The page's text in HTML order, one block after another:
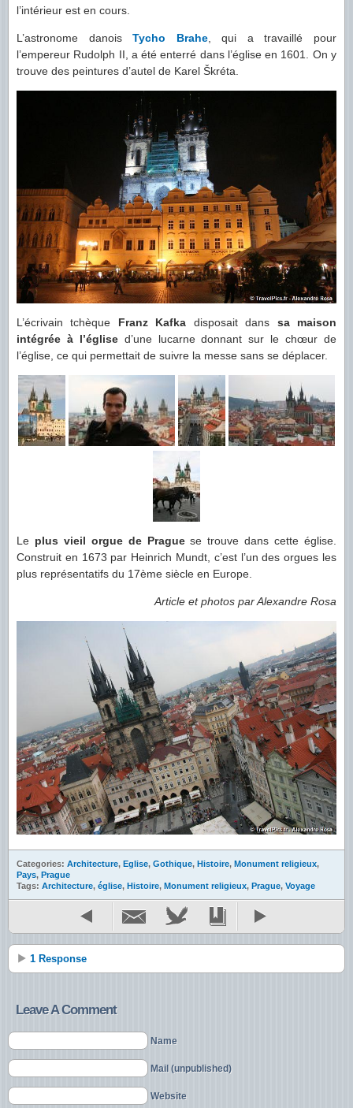
l’intérieur est en cours.
L’astronome danoisTycho Brahe, qui a travaillé pour
l’empereur Rudolph II, a été enterré dans l’église en 1601. On y
trouve des peintures d’autel de Karel Škréta.
L’écrivain tchèque Franz Kafka disposait dans sa maison
intégrée à l’églised’une lucarne donnant sur le chœur de
l’église, ce qui permettait de suivre la messe sans se déplacer.
Le plus vieil orgue de Praguese trouve dans cette église.
Construit en 1673 par Heinrich Mundt, c’est l’un des orgues les
plus représentatifs du 17ème siècle en Europe.
Article et photos par Alexandre Rosa
Categories: Architecture, Eglise, Gothique, Histoire, Monument religieux,
Pays, Prague
Tags: Architecture, église, Histoire, Monument religieux, Prague, Voyage
1 Response
Leave A Comment
Name
Mail (unpublished)
Website